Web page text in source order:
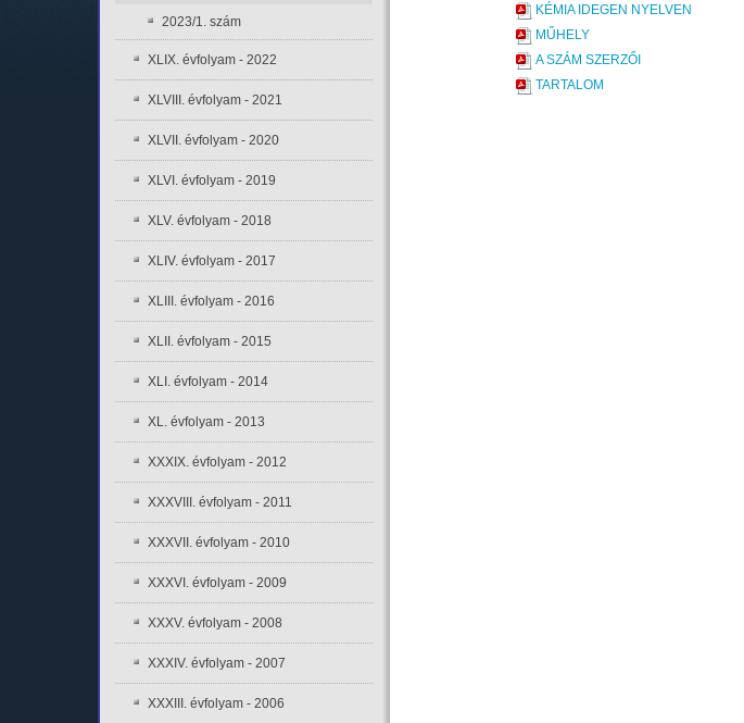
KÉMIA IDEGEN NYELVEN
MŰHELY
A SZÁM SZERZŐI
TARTALOM
2023/1. szám
XLIX. évfolyam - 2022
XLVIII. évfolyam - 2021
XLVII. évfolyam - 2020
XLVI. évfolyam - 2019
XLV. évfolyam - 2018
XLIV. évfolyam - 2017
XLIII. évfolyam - 2016
XLII. évfolyam - 2015
XLI. évfolyam - 2014
XL. évfolyam - 2013
XXXIX. évfolyam - 2012
XXXVIII. évfolyam - 2011
XXXVII. évfolyam - 2010
XXXVI. évfolyam - 2009
XXXV. évfolyam - 2008
XXXIV. évfolyam - 2007
XXXIII. évfolyam - 2006